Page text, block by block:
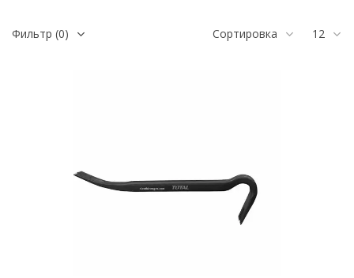
Фильтр (0) Сортировка 12